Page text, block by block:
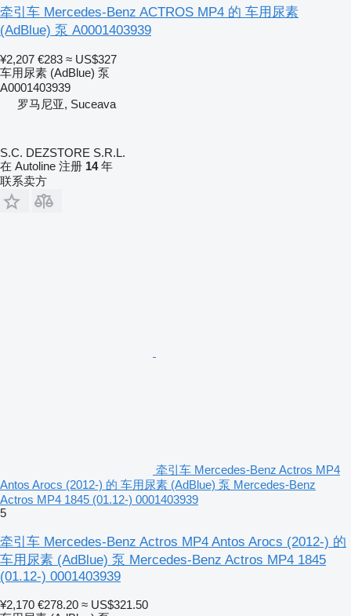
牵引车 Mercedes-Benz ACTROS MP4 的 车用尿素
(AdBlue) 泵 A0001403939
¥2,207 €283 ≈ US$327
车用尿素 (AdBlue) 泵
A0001403939
罗马尼亚, Suceava
S.C. DEZSTORE S.R.L.
在 Autoline 注册 14年
联系卖方
牵引车 Mercedes-Benz Actros MP4
Antos Arocs (2012-) 的 车用尿素 (AdBlue) 泵 Mercedes-Benz
Actros MP4 1845 (01.12-) 0001403939
5
牵引车 Mercedes-Benz Actros MP4 Antos Arocs (2012-) 的
车用尿素 (AdBlue) 泵 Mercedes-Benz Actros MP4 1845
(01.12-) 0001403939
¥2,170 €278.20 ≈ US$321.50